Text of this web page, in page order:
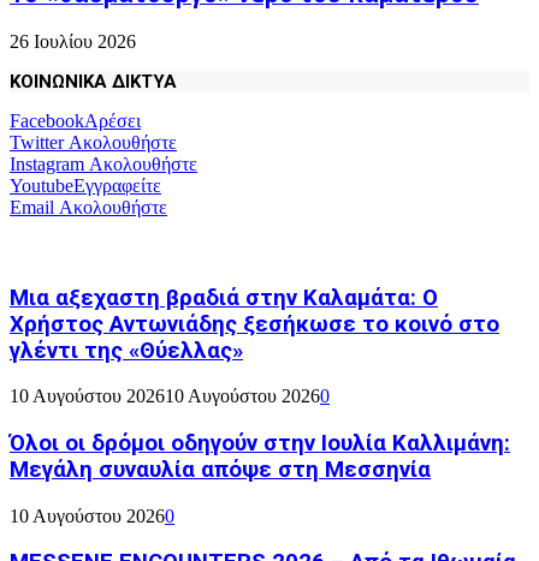
26 Ιουλίου 2026
ΚΟΙΝΩΝΙΚΑ ΔΙΚΤΥΑ
FacebookΑρέσει
TwitterΑκολουθήστε
Instagram Ακολουθήστε
YoutubeΕγγραφείτε
Email Ακολουθήστε
Μια αξεχαστη βραδιά στην Καλαμάτα: Ο
Χρήστος Αντωνιάδης ξεσήκωσε το κοινό στο
γλέντι της «Θύελλας»
10 Αυγούστου 202610 Αυγούστου 20260
Όλοι οι δρόμοι οδηγούν στην Ιουλία Καλλιμάνη:
Μεγάλη συναυλία απόψε στη Μεσσηνία
10 Αυγούστου 20260